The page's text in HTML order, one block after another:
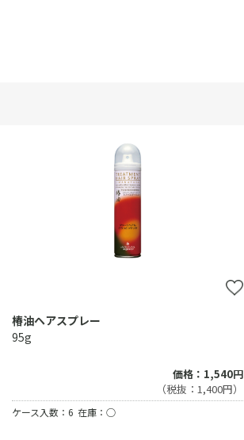
椿油ヘアスプレー
95g
価格：1,540円
（税抜：1,400円）
ケース入数：6 在庫：○